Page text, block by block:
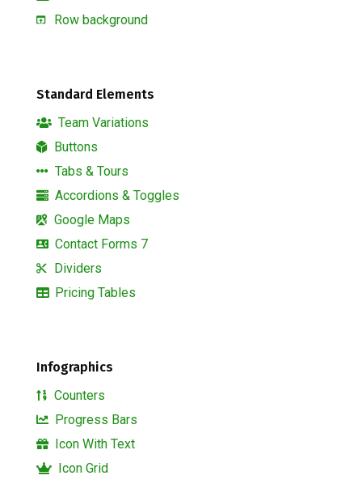
Row background
Standard Elements
Team Variations
Buttons
Tabs & Tours
Accordions & Toggles
Google Maps
Contact Forms 7
Dividers
Pricing Tables
Infographics
Counters
Progress Bars
Icon With Text
Icon Grid